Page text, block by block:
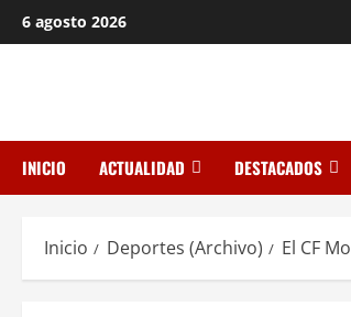
Saltar
al
6 agosto 2026
INICIO ACTUALIDAD DESTACADOS
Inicio Deportes (Archivo) El CF